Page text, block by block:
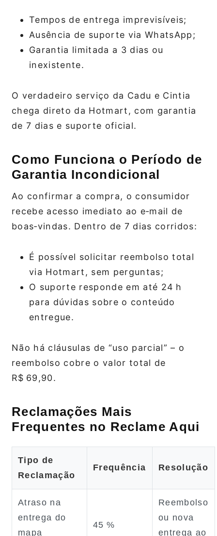
Tempos de entrega imprevisíveis;
Ausência de suporte via WhatsApp;
Garantia limitada a 3 dias ou
inexistente.
O verdadeiro serviço da Cadu e Cintia
chega direto da Hotmart, com garantia
de 7 dias e suporte oficial.
Como Funciona o Período de
Garantia Incondicional
Ao confirmar a compra, o consumidor
recebe acesso imediato ao e‑mail de
boas‑vindas. Dentro de 7 dias corridos:
É possível solicitar reembolso total
via Hotmart, sem perguntas;
O suporte responde em até 24 h
para dúvidas sobre o conteúdo
entregue.
Não há cláusulas de “uso parcial” – o
reembolso cobre o valor total de
R$ 69,90.
Reclamações Mais
Frequentes no Reclame Aqui
Tipo de
Reclamação
Frequência Resolução
Atraso na
entrega do
mapa
45 %
Reembolso
ou nova
entrega ao